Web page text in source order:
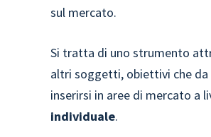
sul mercato.
Si tratta di uno strumento
altri soggetti, obiettivi che da
inserirsi in aree di mercato a
individuale.